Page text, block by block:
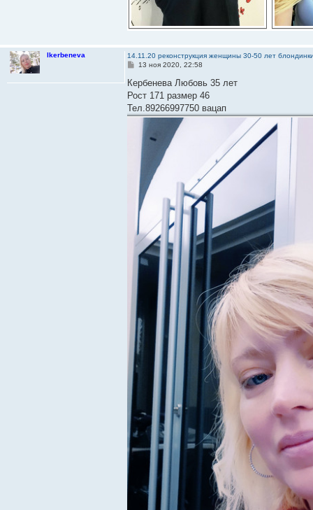
lkerbeneva
14.11.20 реконструкция женщины 30-50 лет
С
о
б
щ
е
н
13 ноя 2020, 22:58
Кербенева Любовь 35 лет
Рост 171 размер 46
Тел.89266997750 вацап